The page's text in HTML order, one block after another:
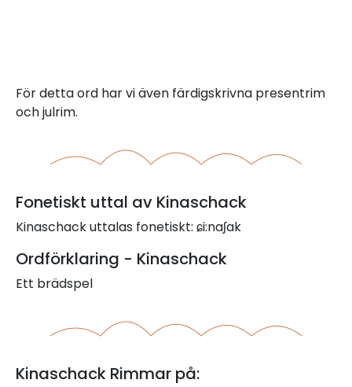
För detta ord har vi även färdigskrivna presentrim
och julrim.
Fonetiskt uttal av Kinaschack
Kinaschack uttalas fonetiskt: ɕi:naʃak
Ordförklaring - Kinaschack
Ett brädspel
Kinaschack Rimmar på: